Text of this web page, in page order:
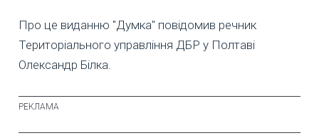
Про це виданню "Думка" повідомив речник
Територіального управління ДБР у Полтаві
Олександр Білка.